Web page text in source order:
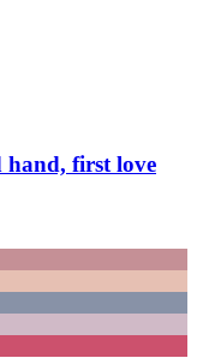
hand, first love